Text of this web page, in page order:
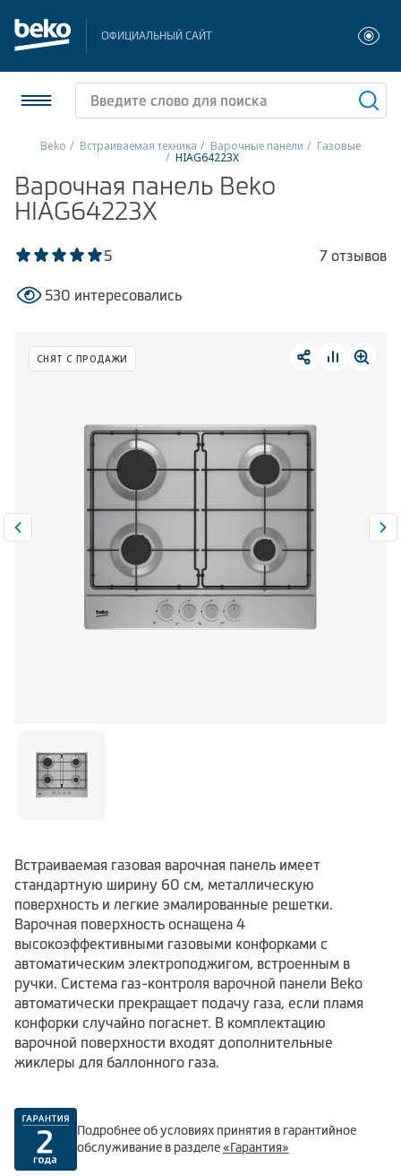
ОФИЦИАЛЬНЫЙ САЙТ
Холодильники и морозильники
Стиральные и сушильные машины
Посудомоечные машины
Плиты
Малая бытовая техника
Beko Встраиваемая техника Варочные панели Газовые
HIAG64223X
Варочная панель Beko
HIAG64223X
5 7 отзывов
530 интересовались
СНЯТ С ПРОДАЖИ
Встраиваемая газовая варочная панель имеет
стандартную ширину 60 см, металлическую
поверхность и легкие эмалированные решетки.
Варочная поверхность оснащена 4
высокоэффективными газовыми конфорками с
автоматическим электроподжигом, встроенным в
ручки. Система газ-контроля варочной панели Beko
автоматически прекращает подачу газа, если пламя
конфорки случайно погаснет. В комплектацию
варочной поверхности входят дополнительные
жиклеры для баллонного газа.
Подробнее об условиях принятия в гарантийное
обслуживание в разделе«Гарантия»